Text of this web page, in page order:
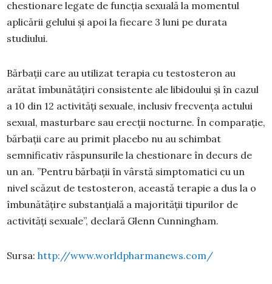
chestionare legate de funcția sexuală la momentul
aplicării gelului și apoi la fiecare 3 luni pe durata
studiului.
Bărbații care au utilizat terapia cu testosteron au
arătat îmbunătățiri consistente ale libidoului și în cazul
a 10 din 12 activități sexuale, inclusiv frecvența actului
sexual, masturbare sau erecții nocturne. În comparație,
bărbații care au primit placebo nu au schimbat
semnificativ răspunsurile la chestionare în decurs de
un an. ”Pentru bărbații în vârstă simptomatici cu un
nivel scăzut de testosteron, această terapie a dus la o
îmbunătățire substanțială a majorității tipurilor de
activități sexuale”, declară Glenn Cunningham.
Sursa: http://www.worldpharmanews.com/